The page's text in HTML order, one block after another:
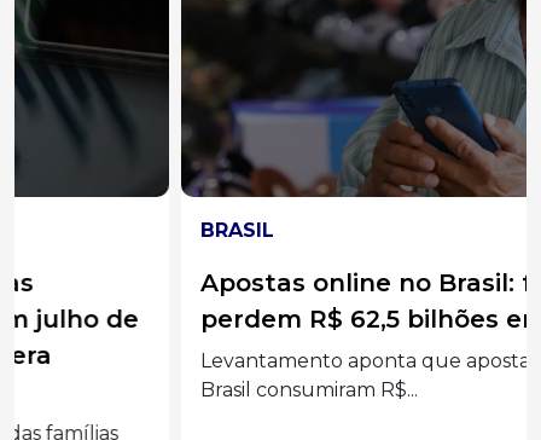
Apostas online no Brasil: famílias
perdem R$ 62,5 bilhões em 2025
Levantamento aponta que apostas online no
Brasil consumiram R$...